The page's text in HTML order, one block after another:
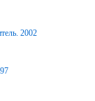
2002